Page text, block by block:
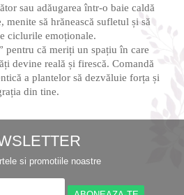
sau adăugarea într-o baie caldă
menite să hrănească sufletul și să
ciclurile emoționale.
pentru că meriți un spațiu în care
devine reală și firescă. Comandă
a plantelor să dezvăluie forța și
din tine.
si promotiile noastre